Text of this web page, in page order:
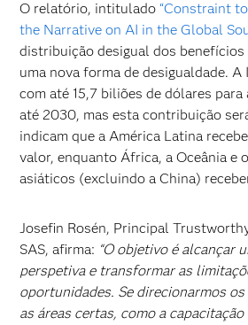
O relatório, intitulado “Constraint
the Narrative on AI in the Global
distribuição desigual dos
uma nova forma de desigualdade.
com até 15,7 biliões de dólares
até 2030, mas esta contribuição
indicam que a América Latina
valor, enquanto África, a Oceânia e
asiáticos (excluindo a China)
Josefin Rosén, Principal
SAS, afirma: “O objetivo é alcançar
perspetiva e transformar as
oportunidades. Se direcionarmos
as áreas certas, como a capacitação